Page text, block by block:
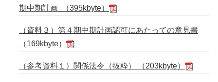
期中期計画 （395kbyte）
（資料３）第４期中期計画認可にあたっての意見書
（169kbyte）
（参考資料１）関係法令（抜粋） （203kbyte）